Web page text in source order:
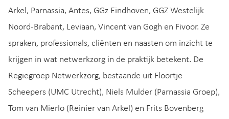
Arkel, Parnassia, Antes, GGz Eindhoven, GGZ Westelijk
Noord-Brabant, Leviaan, Vincent van Gogh en Fivoor. Ze
spraken, professionals, cliënten en naasten om inzicht te
krijgen in wat netwerkzorg in de praktijk betekent. De
Regiegroep Netwerkzorg, bestaande uit Floortje
Scheepers (UMC Utrecht), Niels Mulder (Parnassia Groep),
Tom van Mierlo (Reinier van Arkel) en Frits Bovenberg